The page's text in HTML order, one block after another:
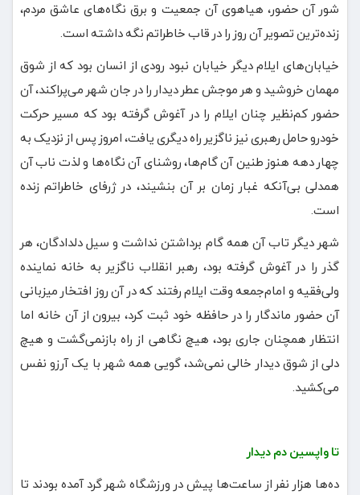
شور آن حضور، هیاهوی آن جمعیت و برق نگاه‌های عاشق مردم،
زنده‌ترین تصویر آن روز را در قاب خاطراتم نگه داشته است.
خیابان‌های ایلام دیگر خیابان نبود رودی از انسان بود که از شوق
مهمان خروشید و هر موجش عطر دیدار را در جان شهر می‌پراکند، آن
حضور کم‌نظیر چنان ایلام را در آغوش گرفته بود که مسیر حرکت
خودرو حامل رهبری نیز ناگزیر راه دیگری یافت، امروز پس از نزدیک به
چهار دهه هنوز طنین آن گام‌ها، روشنای آن نگاه‌ها و لذت ناب آن
همدلی بی‌آنکه غبار زمان بر آن بنشیند، در ژرفای خاطراتم زنده
است.
شهر دیگر تاب آن همه گام برداشتن نداشت و سیل دلدادگان، هر
گذر را در آغوش گرفته بود، رهبر انقلاب ناگزیر به خانه نماینده
ولی‌فقیه و امام‌جمعه وقت ایلام رفتند که در آن روز افتخار میزبانی
آن حضور ماندگار را در حافظه خود ثبت کرد، بیرون از آن خانه اما
انتظار همچنان جاری بود، هیچ نگاهی از راه بازنمی‌گشت و هیچ
دلی از شوق دیدار خالی نمی‌شد، گویی همه شهر با یک آرزو نفس
می‌کشید.
تا واپسین دم دیدار
ده‌ها هزار نفر از ساعت‌ها پیش در ورزشگاه شهر گرد آمده بودند تا